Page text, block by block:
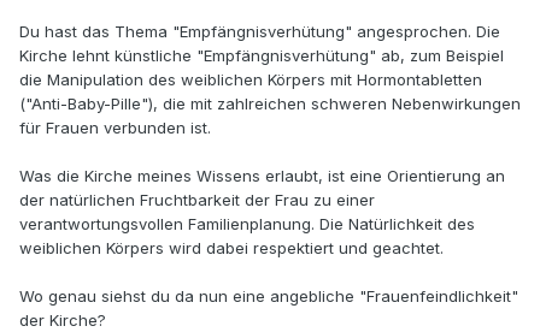
Du hast das Thema "Empfängnisverhütung" angesprochen. Die
Kirche lehnt künstliche "Empfängnisverhütung" ab, zum Beispiel
die Manipulation des weiblichen Körpers mit Hormontabletten
("Anti-Baby-Pille"), die mit zahlreichen schweren Nebenwirkungen
für Frauen verbunden ist.
Was die Kirche meines Wissens erlaubt, ist eine Orientierung an
der natürlichen Fruchtbarkeit der Frau zu einer
verantwortungsvollen Familienplanung. Die Natürlichkeit des
weiblichen Körpers wird dabei respektiert und geachtet.
Wo genau siehst du da nun eine angebliche "Frauenfeindlichkeit"
der Kirche?